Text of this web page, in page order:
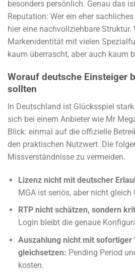
besonders persönlich. Genau das
Reputation: Wer ein eher
hier eine nachvollziehbare Struktur.
Markenidentität mit vielen
kaum überrascht, aber auch kaum
Worauf deutsche Einsteiger
sollten
In Deutschland ist Glücksspiel
sich bei einem Anbieter wie Mr
Blick: einmal auf die offizielle
den praktischen Nutzwert. Die
Missverständnisse zu vermeiden.
Lizenz nicht mit deutscher
MGA ist seriös, aber nicht gleich
RTP nicht schätzen, sondern
Login bleibt die genaue
Auszahlung nicht mit sofortiger
gleichsetzen: Pending Period
kosten.